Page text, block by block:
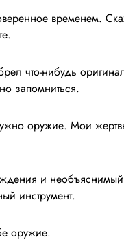
временем.
что-нибудь
запомниться.
оружие. Мои
и
инструмент.
оружие.